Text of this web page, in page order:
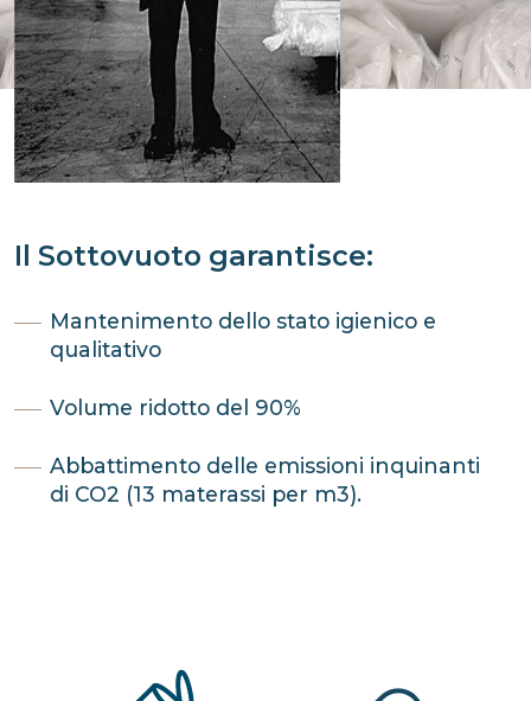
Il Sottovuoto garantisce:
Mantenimento dello stato igienico e
qualitativo
Volume ridotto del 90%
Abbattimento delle emissioni inquinanti
di CO2 (13 materassi per m3).